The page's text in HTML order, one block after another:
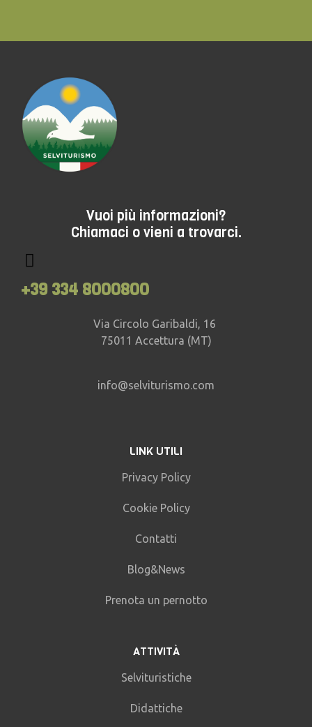
Vuoi più informazioni?
Chiamaci o vieni a trovarci.
+39 334 8000800
Via Circolo Garibaldi, 16
75011 Accettura (MT)
info@selviturismo.com
LINK UTILI
Privacy Policy
Cookie Policy
Contatti
Blog&News
Prenota un pernotto
ATTIVITÀ
Selvituristiche
Didattiche